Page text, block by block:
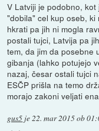
V Latviji je podobno,
"dobila" cel kup oseb,
hkrati pa jih ni mogla
postali tujci, Latvija pa
tem, da jim da posebne
gibanja (lahko potujejo
nazaj, česar ostali tujci
ESČP prišla na temo
morajo zakoni veljati
gus5 je22. mar 2015 ob